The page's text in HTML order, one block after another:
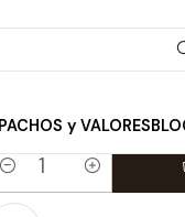
y VALORES
Francesa 600ml